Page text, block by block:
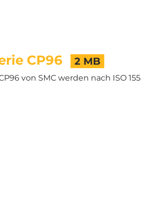
CP96 2 MB
von SMC werden nach ISO